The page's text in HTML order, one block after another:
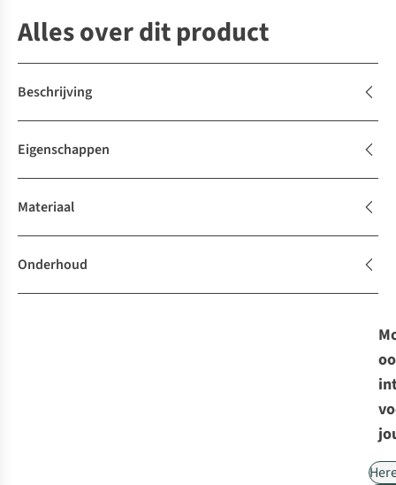
Alles over dit product
Beschrijving
Eigenschappen
Materiaal
Onderhoud